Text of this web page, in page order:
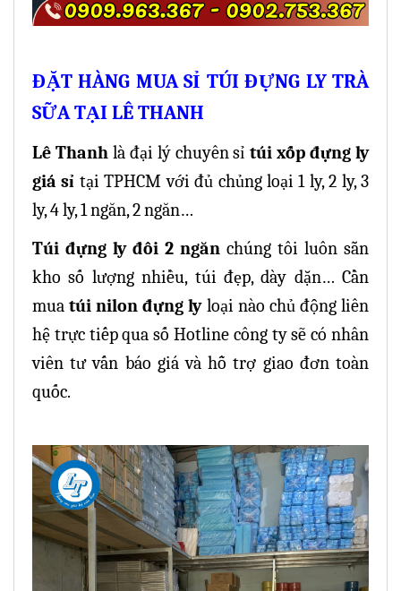
ĐẶT HÀNG MUA SỈ TÚI ĐỰNG LY TRÀ
SỮA TẠI LÊ THANH
Lê Thanhlà đại lý chuyên sỉtúi xốp đựng ly
giá sỉ tại TPHCM với đủ chủng loại 1 ly, 2 ly, 3
ly, 4 ly, 1 ngăn, 2 ngăn…
Túi đựng ly đôi 2 ngăn chúng tôi luôn sẵn
kho số lượng nhiều, túi đẹp, dày dặn… Cần
muatúi nilon đựng ly loại nào chủ động liên
hệ trực tiếp qua số Hotline công ty sẽ có nhân
viên tư vấn báo giá và hỗ trợ giao đơn toàn
quốc.